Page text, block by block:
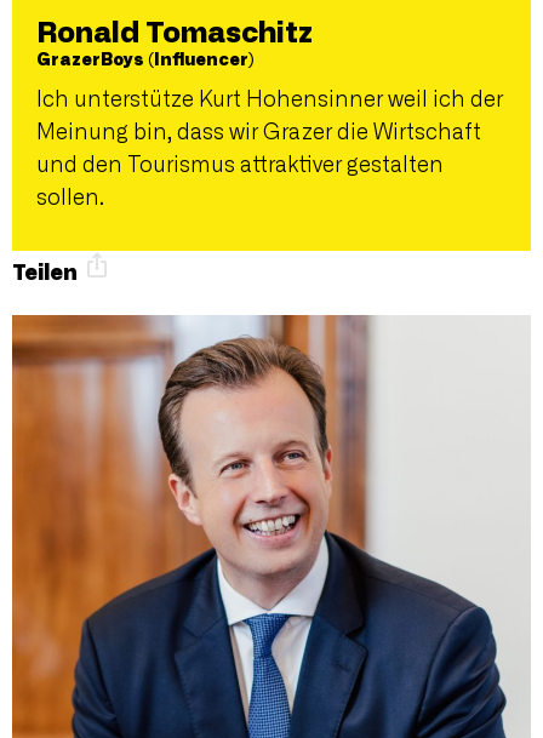
Ronald Tomaschitz
GrazerBoys (Influencer)
Ich unterstütze Kurt Hohensinner weil ich der
Meinung bin, dass wir Grazer die Wirtschaft
und den Tourismus attraktiver gestalten
sollen.
Teilen